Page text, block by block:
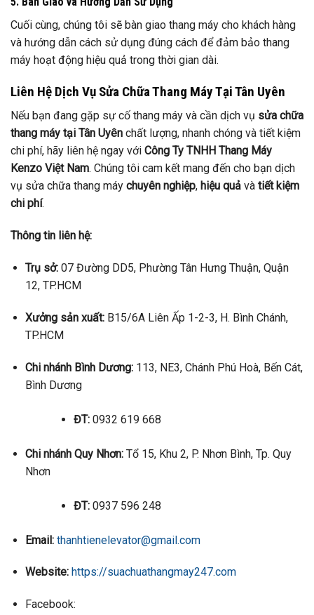
Cuối cùng, chúng tôi sẽ bàn giao thang máy cho khách hàng
và hướng dẫn cách sử dụng đúng cách để đảm bảo thang
máy hoạt động hiệu quả trong thời gian dài.
Liên Hệ Dịch Vụ Sửa Chữa Thang Máy Tại Tân Uyên
Nếu bạn đang gặp sự cố thang máy và cần dịch vụ sửa chữa
thang máy tại Tân Uyên chất lượng, nhanh chóng và tiết kiệm
chi phí, hãy liên hệ ngay với Công Ty TNHH Thang Máy
Kenzo Việt Nam. Chúng tôi cam kết mang đến cho bạn dịch
vụ sửa chữa thang máy chuyên nghiệp, hiệu quả và tiết kiệm
chi phí.
Thông tin liên hệ:
Trụ sở:07 Đường DD5, Phường Tân Hưng Thuận, Quận
12, TP.HCM
Xưởng sản xuất:B15/6A Liên Ấp 1-2-3, H. Bình Chánh,
TP.HCM
Chi nhánh Bình Dương:113, NE3, Chánh Phú Hoà, Bến Cát,
Bình Dương
ĐT:0932 619 668
Chi nhánh Quy Nhơn:Tổ 15, Khu 2, P. Nhơn Bình, Tp. Quy
Nhơn
ĐT:0937 596 248
Email: thanhtienelevator@gmail.com
Website: https://suachuathangmay247.com
Facebook: